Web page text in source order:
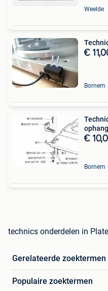
Weelde
€
Bornem
€
Bornem
technics onderdelen in
Gerelateerde zoektermen
Populaire zoektermen